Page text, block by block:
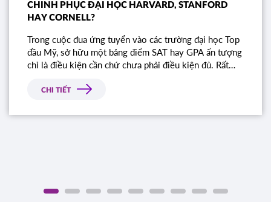
CHINH PHỤC ĐẠI HỌC HARVARD, STANFORD
HAY CORNELL?
Trong cuộc đua ứng tuyển vào các trường đại học Top
đầu Mỹ, sở hữu một bảng điểm SAT hay GPA ấn tượng
chỉ là điều kiện cần chứ chưa phải điều kiện đủ. Rất
bị từ chối chỉ vì bài luận thiếu chiều sâu. Đâu là tiêu
tìm kiếm?
CHI TIẾT